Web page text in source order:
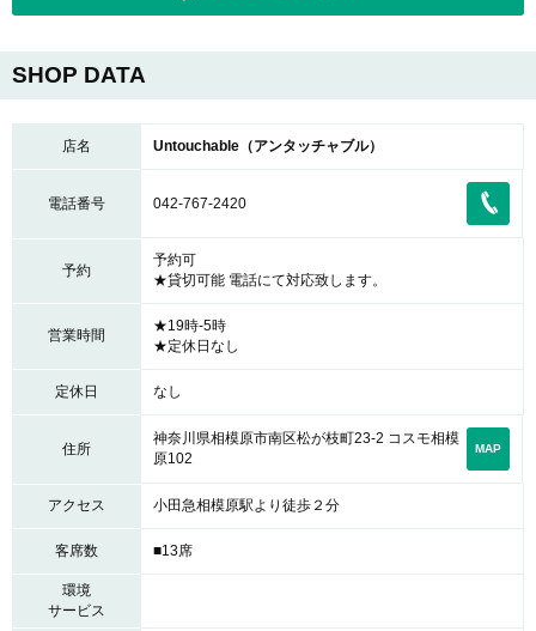
SHOP DATA
店名 Untouchable（アンタッチャブル）
電話番号 042-767-2420
予約
予約可
★貸切可能 電話にて対応致します。
営業時間
★19時-5時
★定休日なし
定休日 なし
住所
神奈川県相模原市南区松が枝町23-2 コスモ相模
原102
MAP
アクセス 小田急相模原駅より徒歩２分
客席数 ■13席
環境
サービス